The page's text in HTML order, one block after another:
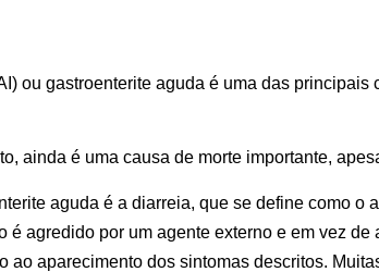
ou gastroenterite aguda é uma das
ainda é uma causa de morte importante,
aguda é a diarreia, que se define como
é agredido por um agente externo e em vez
ao aparecimento dos sintomas descritos.